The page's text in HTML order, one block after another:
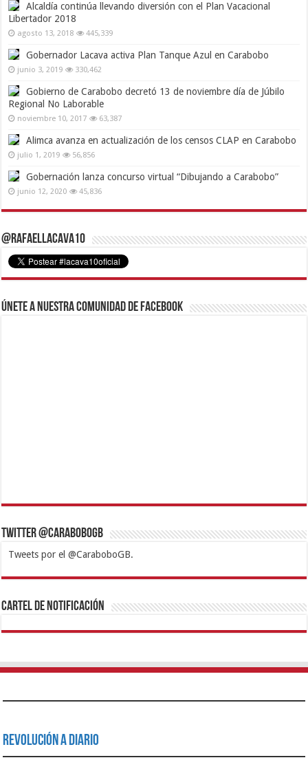
Alcaldía continúa llevando diversión con el Plan Vacacional
Libertador 2018
agosto 13, 2018 445,339
Gobernador Lacava activa Plan Tanque Azul en Carabobo
junio 3, 2019 330,462
Gobierno de Carabobo decretó 13 de noviembre día de Júbilo
Regional No Laborable
noviembre 10, 2017 63,387
Alimca avanza en actualización de los censos CLAP en Carabobo
julio 1, 2019 56,856
Gobernación lanza concurso virtual “Dibujando a Carabobo”
junio 12, 2020 45,836
@RafaelLacava10
Únete a nuestra comunidad de Facebook
Twitter @CaraboboGB
Tweets por el @CaraboboGB.
1xbetBetturkeyBetistKralbetSupertotobetTipobetMatadorbetMariobet
https://mvbcasino.com/
Cartel de Notificación
Revolución a Diario